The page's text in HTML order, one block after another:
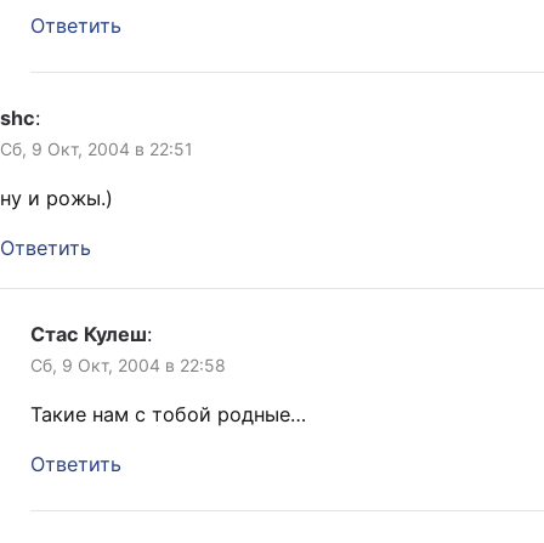
Ответить
shc:
Сб, 9 Окт, 2004 в 22:51
ну и рожы.)
Ответить
Стас Кулеш:
Сб, 9 Окт, 2004 в 22:58
Такие нам с тобой родные…
Ответить